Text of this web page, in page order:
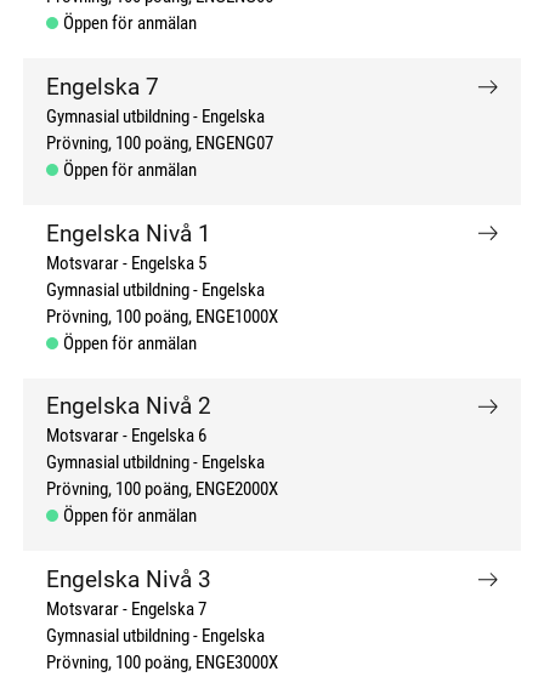
Öppen för anmälan
Engelska 7
Gymnasial utbildning
Engelska
Prövning 100 poäng ENGENG07
Öppen för anmälan
Engelska Nivå 1
Motsvarar - Engelska 5
Gymnasial utbildning
Engelska
Prövning 100 poäng ENGE1000X
Öppen för anmälan
Engelska Nivå 2
Motsvarar - Engelska 6
Gymnasial utbildning
Engelska
Prövning 100 poäng ENGE2000X
Öppen för anmälan
Engelska Nivå 3
Motsvarar - Engelska 7
Gymnasial utbildning
Engelska
Prövning 100 poäng ENGE3000X